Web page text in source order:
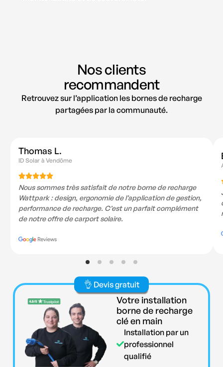
Nos clients
recommandent
Retrouvez sur l’application les bornes de recharge
partagées par la communauté.
Elodie L.
J’ai installé 3 bornes Wattpark dans la zone commerciale
dont j’assure la gestion… Nos visiteurs sont ravis de ce
nouveau service.
👌 Devis gratuit
Votre installation
borne de recharge
clé en main
Installation par un
professionnel
qualifié